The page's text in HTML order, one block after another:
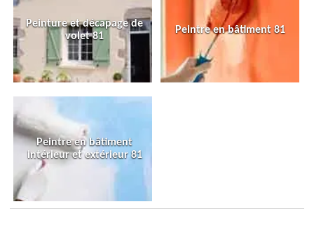
Peinture et décapage de
volet 81
Peintre en bâtiment 81
Peintre en bâtiment
intérieur et extérieur 81